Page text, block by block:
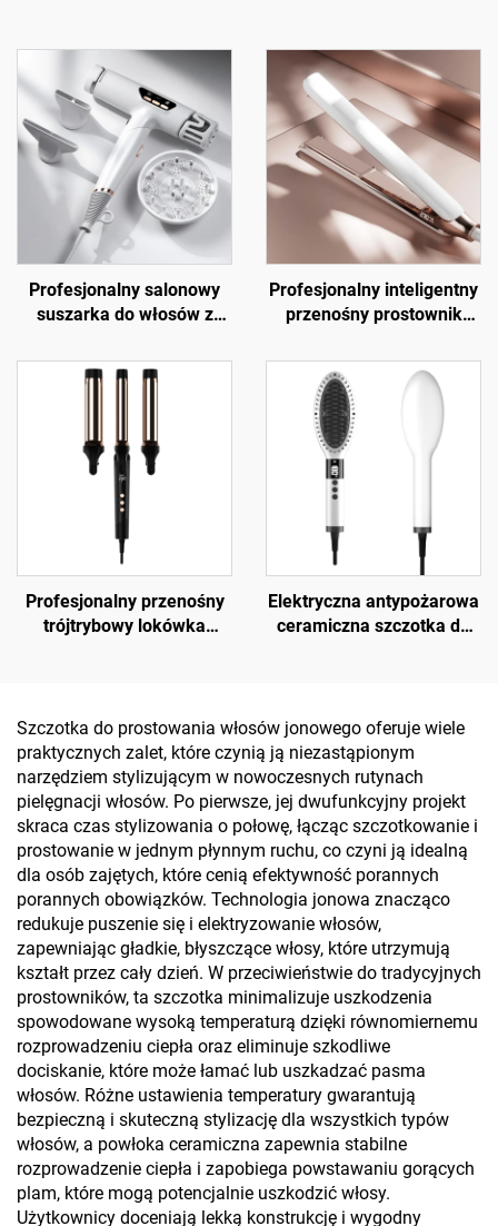
Profesjonalny salonowy
suszarka do włosów z
składana, jonowa, daleka
podczerwień
Profesjonalny inteligentny
przenośny prostownik
Profesjonalny przenośny
trójtrybowy lokówka
Elektryczna antypożarowa
ceramiczna szczotka do
Szczotka do prostowania włosów jonowego oferuje wiele
praktycznych zalet, które czynią ją niezastąpionym
narzędziem stylizującym w nowoczesnych rutynach
pielęgnacji włosów. Po pierwsze, jej dwufunkcyjny projekt
skraca czas stylizowania o połowę, łącząc szczotkowanie i
prostowanie w jednym płynnym ruchu, co czyni ją idealną
dla osób zajętych, które cenią efektywność porannych
porannych obowiązków. Technologia jonowa znacząco
redukuje puszenie się i elektryzowanie włosów,
zapewniając gładkie, błyszczące włosy, które utrzymują
kształt przez cały dzień. W przeciwieństwie do tradycyjnych
prostowników, ta szczotka minimalizuje uszkodzenia
spowodowane wysoką temperaturą dzięki równomiernemu
rozprowadzeniu ciepła oraz eliminuje szkodliwe
dociskanie, które może łamać lub uszkadzać pasma
włosów. Różne ustawienia temperatury gwarantują
bezpieczną i skuteczną stylizację dla wszystkich typów
włosów, a powłoka ceramiczna zapewnia stabilne
rozprowadzenie ciepła i zapobiega powstawaniu gorących
plam, które mogą potencjalnie uszkodzić włosy.
Użytkownicy doceniają lekką konstrukcję i wygodny